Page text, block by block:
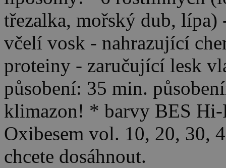
třezalka, mořský dub,
včelí vosk - nahrazující
proteiny - zaručující lesk
působení: 35 min.
klimazon! * barvy BES
Oxibesem vol. 10, 20, 30,
chcete dosáhnout.